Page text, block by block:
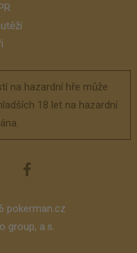
na hazardní hře může
18 let na hazardní
pokerman.cz
group, a.s.